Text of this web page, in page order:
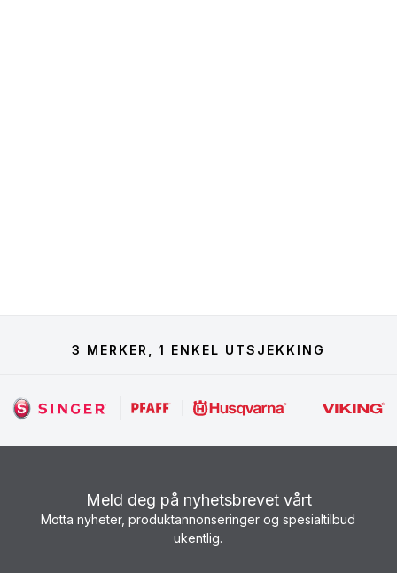
3 MERKER, 1 ENKEL UTSJEKKING
Meld deg på nyhetsbrevet vårt
Motta nyheter, produktannonseringer og spesialtilbud
ukentlig.